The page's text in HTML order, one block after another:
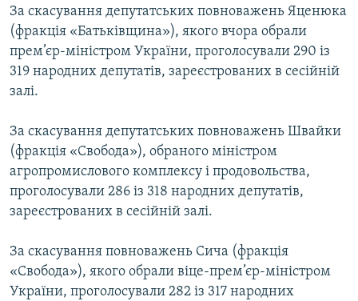
За скасування депутатських повноважень Яценюка
(фракція «Батьківщина»), якого вчора обрали
прем’єр-міністром України, проголосували 290 із
319 народних депутатів, зареєстрованих в сесійній
залі.
За скасування депутатських повноважень Швайки
(фракція «Свобода»), обраного міністром
агропромислового комплексу і продовольства,
проголосували 286 із 318 народних депутатів,
зареєстрованих в сесійній залі.
За скасування повноважень Сича (фракція
«Свобода»), якого обрали віце-прем’єр-міністром
України, проголосували 282 із 317 народних